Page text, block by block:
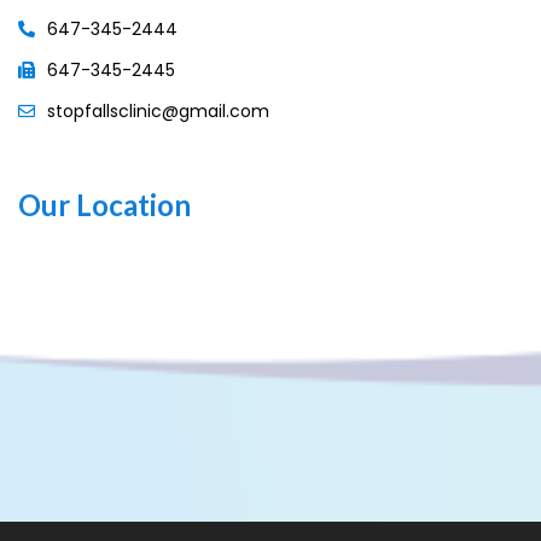
647-345-2444
647-345-2445
stopfallsclinic@gmail.com
Our Location